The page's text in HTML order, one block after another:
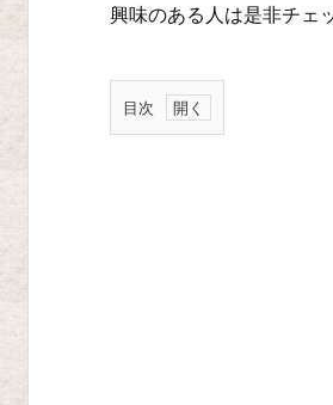
興味のある人は是非チェ
目次
テ